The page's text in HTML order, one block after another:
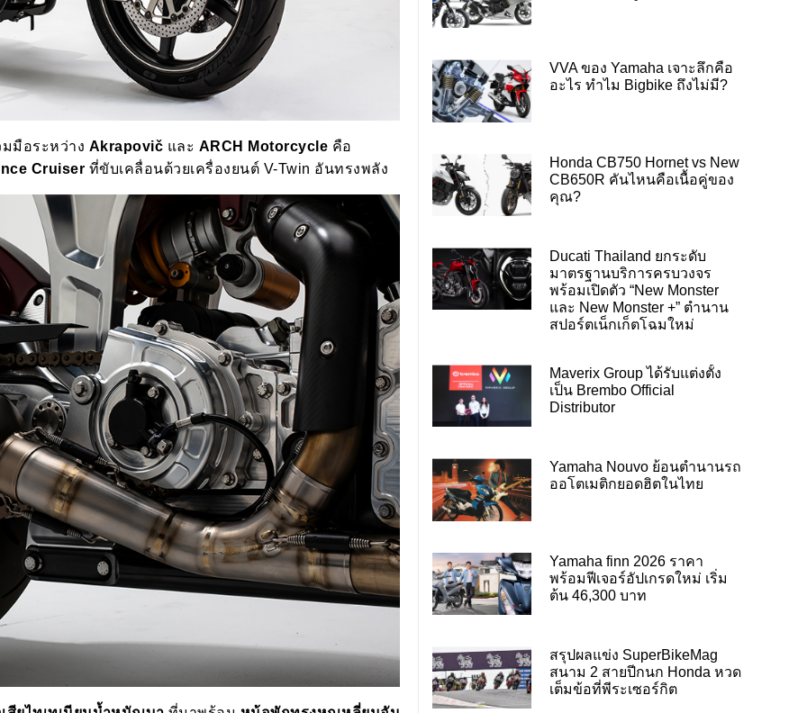
มือระหว่าง Akrapovič และ ARCH Motorcycle คือ
Cruiser ที่ขับเคลื่อนด้วยเครื่องยนต์ V-Twin อันทรงพลัง
VVA ของ Yamaha เจาะลึกคือ
อะไร ทำไม Bigbike ถึงไม่มี?
Honda CB750 Hornet vs New
CB650R คันไหนคือเนื้อคู่ของ
คุณ?
Ducati Thailand ยกระดับ
มาตรฐานบริการครบวงจร
พร้อมเปิดตัว “New Monster
และ New Monster +” ตำนาน
สปอร์ตเน็กเก็ตโฉมใหม่
Maverix Group ได้รับแต่งตั้ง
เป็น Brembo Official
Distributor
Yamaha Nouvo ย้อนตำนานรถ
ออโตเมติกยอดฮิตในไทย
Yamaha finn 2026 ราคา
พร้อมฟีเจอร์อัปเกรดใหม่ เริ่ม
ต้น 46,300 บาท
สรุปผลแข่ง SuperBikeMag
สนาม 2 สายปีกนก Honda หวด
เต็มข้อที่พีระเซอร์กิต